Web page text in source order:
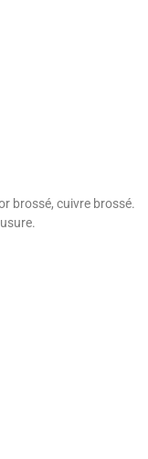
brossé, cuivre brossé.